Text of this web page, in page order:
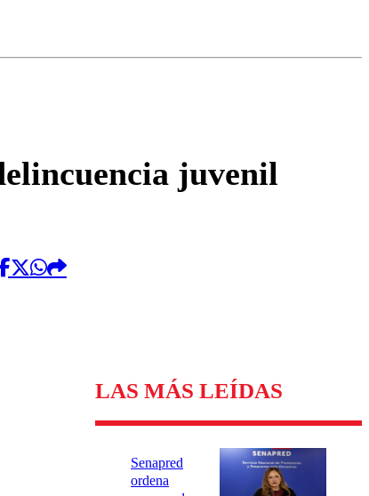
juvenil
LAS MÁS LEÍDAS
Senapred
ordena